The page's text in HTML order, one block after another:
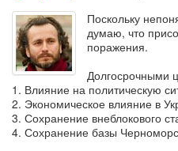
Поскольку
думаю, что
поражения.
Долгосрочными
1. Влияние на политическую
2. Экономическое влияние в
3. Сохранение внеблокового
4. Сохранение базы